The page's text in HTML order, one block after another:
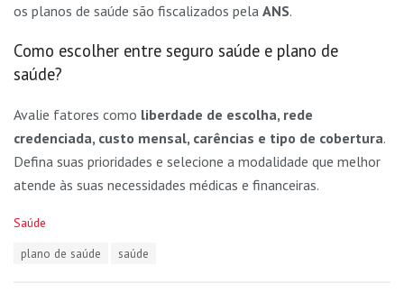
os planos de saúde são fiscalizados pela ANS.
Como escolher entre seguro saúde e plano de
saúde?
Avalie fatores como liberdade de escolha, rede
credenciada, custo mensal, carências e tipo de cobertura.
Defina suas prioridades e selecione a modalidade que melhor
atende às suas necessidades médicas e financeiras.
C
Saúde
plano de saúde saúde